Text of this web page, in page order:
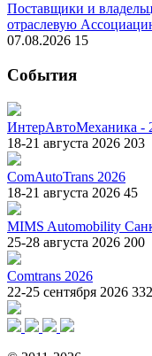
Поставщики и
отраслевую
07.08.2026 15
События
ИнтерАвтоМеханика -
18-21 августа 2026 203
ComAutoTrans 2026
18-21 августа 2026 45
MIMS Automobility
25-28 августа 2026 200
Comtrans 2026
22-25 сентября 2026 332